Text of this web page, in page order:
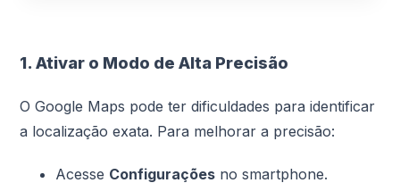
1. Ativar o Modo de Alta Precisão
O Google Maps pode ter dificuldades para identificar
a localização exata. Para melhorar a precisão:
Acesse Configurações no smartphone.